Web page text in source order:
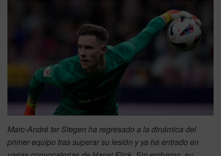
Marc-André ter Stegen ha regresado a la dinámica del
primer equipo tras superar su lesión y ya ha entrado en